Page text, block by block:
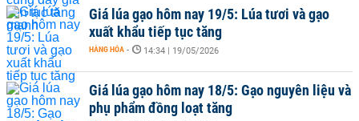
Giá lúa gạo hôm nay 19/5: Lúa tươi và gạo
xuất khẩu tiếp tục tăng
HÀNG HÓA - 14:34 | 19/05/2026
Giá lúa gạo hôm nay 18/5: Gạo nguyên liệu và
phụ phẩm đồng loạt tăng